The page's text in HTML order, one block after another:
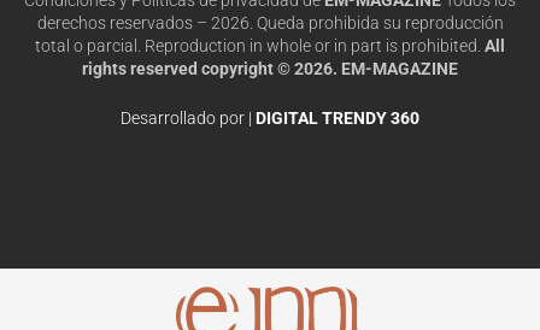
derechos reservados – 2026. Queda prohibida su reproducción
total o parcial. Reproduction in whole or in part is prohibited. All
rights reserved copyright © 2026. EM-MAGAZINE
Desarrollado por | DIGITAL TRENDY 360